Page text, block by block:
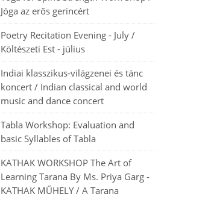
Jóga az erős gerincért
Poetry Recitation Evening - July /
Költészeti Est - július
Indiai klasszikus-világzenei és tánc
koncert / Indian classical and world
music and dance concert
Tabla Workshop: Evaluation and
basic Syllables of Tabla
KATHAK WORKSHOP The Art of
Learning Tarana By Ms. Priya Garg -
KATHAK MŰHELY / A Tarana